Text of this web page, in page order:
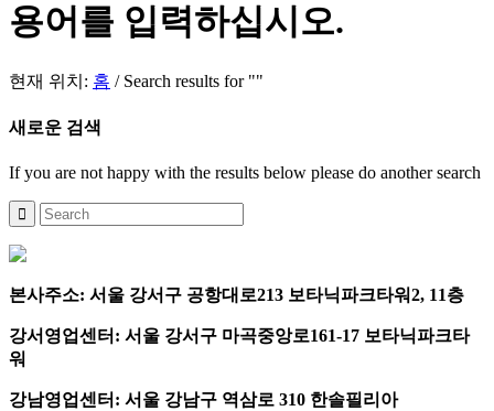
용어를 입력하십시오.
현재 위치: 홈 / Search results for ""
새로운 검색
If you are not happy with the results below please do another search
본사주소: 서울 강서구 공항대로213 보타닉파크타워2, 11층
강서영업센터: 서울 강서구 마곡중앙로161-17 보타닉파크타
워
강남영업센터: 서울 강남구 역삼로 310 한솔필리아